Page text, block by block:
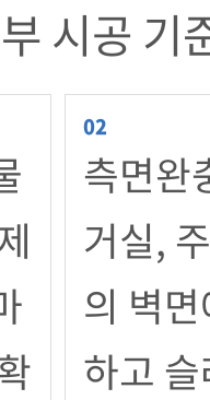
시공 기
측면완
거실,
의 벽
하고